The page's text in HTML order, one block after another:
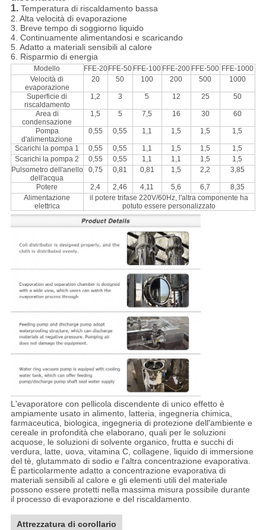
1. Temperatura di riscaldamento bassa
2. Alta velocità di evaporazione
3. Breve tempo di soggiorno liquido
4. Continuamente alimentandosi e scaricando
5. Adatto a materiali sensibili al calore
6. Risparmio di energia
Modello FFE-20 FFE-50 FFE-100 FFE-200 FFE-500 FFE-1000
Velocità di
evaporazione
20 50 100 200 500 1000
Superficie di
riscaldamento
1,2 3 5 12 25 50
Area di
condensazione
1,5 5 7,5 16 30 60
Pompa
d'alimentazione
0,55 0,55 1,1 1,5 1,5 1,5
Scarichi la pompa 1 0,55 0,55 1,1 1,5 1,5
1,5
Scarichi la pompa 2
0,55 0,55 1,1 1,1 1,5
1,5
Pulsometro dell'anello
dell'acqua
0,75 0,81 0,81 1,5 2,2 3,85
Potere 2,4 2,46 4,11 5,6 6,7
8,35
Alimentazione
elettrica
il potere trifase 220V/60Hz, l'altra componente ha
potuto essere personalizzato
L'evaporatore con pellicola discendente di unico effetto è
ampiamente usato in alimento, latteria, ingegneria chimica,
farmaceutica, biologica, ingegneria di protezione dell'ambiente e
cereale in profondità che elaborano, quali per le soluzioni
acquose, le soluzioni di solvente organico, frutta e succhi di
verdura, latte, uova, vitamina C, collagene, liquido di immersione
del tè, glutammato di sodio e l'altra concentrazione evaporativa.
È particolarmente adatto a concentrazione evaporativa di
materiali sensibili al calore e gli elementi utili del materiale
possono essere protetti nella massima misura possibile durante
il processo di evaporazione e del riscaldamento.
Attrezzatura di corollario